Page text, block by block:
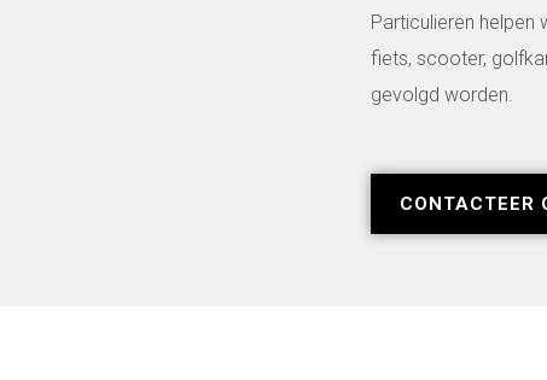
Particulieren helpen
fiets, scooter,
gevolgd worden.
CONTACTEER